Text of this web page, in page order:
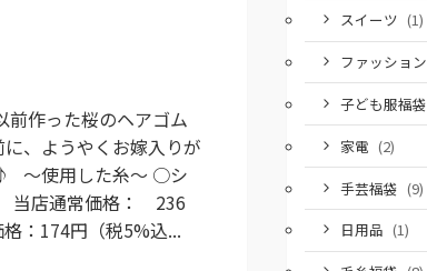
作った桜のヘアゴム
、ようやくお嫁入りが
♪ ～使用した糸～ ○シ
当店通常価格： 236
：174円（税5%込...
スイーツ (1)
ファッション
子ども服福袋
家電 (2)
手芸福袋 (9)
日用品 (1)